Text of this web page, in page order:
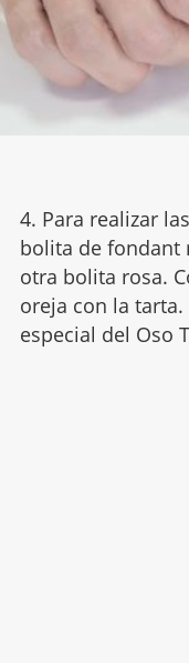
4. Para realizar
bolita de fondant
otra bolita rosa.
oreja con la tarta.
especial del Oso